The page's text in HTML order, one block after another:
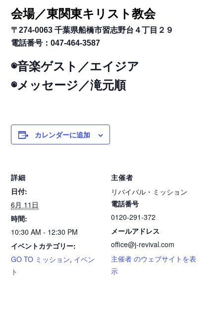
会場／東関東キリスト教会
〒274-0063 千葉県船橋市習志野台４丁目２９
電話番号：047-464-3587
◉音楽ゲスト／エイジア
◉メッセージ／滝元順
カレンダーに追加
詳細
日付:
6月 11日
時間:
10:30 AM - 12:30 PM
イベントカテゴリー:
GO TO ミッション, イベン
ト
主催者
リバイバル・ミッション
電話番号
0120-291-372
メールアドレス
office@j-revival.com
主催者 のウェブサイトを表
示